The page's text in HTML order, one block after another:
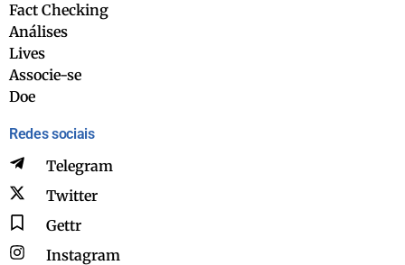
Fact Checking
Análises
Lives
Associe-se
Doe
Redes sociais
Telegram
Twitter
Gettr
Instagram